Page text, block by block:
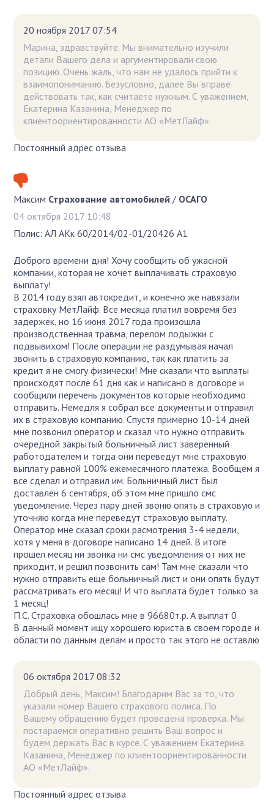
20 ноября 2017 07:54
Марина, здравствуйте. Мы внимательно изучили
детали Вашего дела и аргументировали свою
позицию. Очень жаль, что нам не удалось прийти к
взаимопониманию. Безусловно, далее Вы вправе
действовать так, как считаете нужным. С уважением,
Екатерина Казанина, Менеджер по
клиентоориентированности АО «МетЛайф».
Постоянный адрес отзыва
Максим Страхование автомобилей / ОСАГО
04 октября 2017 10:48
Полис: АЛ АКк 60/2014/02-01/20426 А1
Доброго времени дня! Хочу сообщить об ужасной
компании, которая не хочет выплачивать страховую
выплату!
В 2014 году взял автокредит, и конечно же навязали
страховку МетЛайф. Все месяца платил вовремя без
задержек, но 16 июня 2017 года произошла
производственная травма, перелом лодыжки с
подвывихом! После операции не раздумывая начал
звонить в страховую компанию, так как платить за
кредит я не смогу физически! Мне сказали что выплаты
происходят после 61 дня как и написано в договоре и
сообщили перечень документов которые необходимо
отправить. Немедля я собрал все документы и отправил
их в страховую компанию. Спустя примерно 10-14 дней
мне позвонил оператор и сказал что нужно отправить
очередной закрытый больничный лист заверенный
работодателем и тогда они переведут мне страховую
выплату равной 100% ежемесячного платежа. Вообщем я
все сделал и отправил им. Больничный лист был
доставлен 6 сентября, об этом мне пришло смс
уведомление. Через пару дней звоню опять в страховую и
уточняю когда мне переведут страховую выплату.
Оператор мне сказал сроки расмотрения 3-4 недели,
хотя у меня в договоре написано 14 дней. В итоге
прошел месяц ни звонка ни смс уведомления от них не
приходит, и решил позвонить сам! Там мне сказали что
нужно отправить еще больничный лист и они опять будут
рассматривать его месяц! И что выплата будет только за
1 месяц!
П.С. Страховка обошлась мне в 96680т.р. А выплат 0
В данный момент ищу хорошего юриста в своем городе и
области по данным делам и просто так этого не оставлю
06 октября 2017 08:32
Добрый день, Максим! Благодарим Вас за то, что
указали номер Вашего страхового полиса. По
Вашему обращению будет проведена проверка. Мы
постараемся оперативно решить Ваш вопрос и
будем держать Вас в курсе. С уважением Екатерина
Казанина, Менеджер по клиентоориентированности
АО «МетЛайф».
Постоянный адрес отзыва